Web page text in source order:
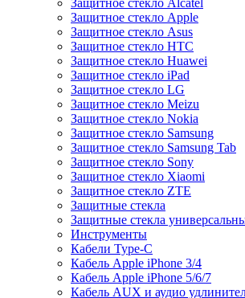
Защитное стекло Apple
Защитное стекло Asus
Защитное стекло HTC
Защитное стекло Huawei
Защитное стекло iPad
Защитное стекло LG
Защитное стекло Meizu
Защитное стекло Nokia
Защитное стекло Samsung
Защитное стекло Samsung Tab
Защитное стекло Sony
Защитное стекло Xiaomi
Защитное стекло ZTE
Защитные стекла
Защитные стекла
Инструменты
Кабели Type-C
Кабель Apple iPhone 3/4
Кабель Apple iPhone 5/6/7
Кабель AUX и аудио